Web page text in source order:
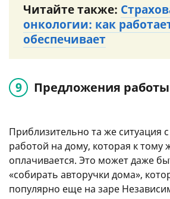
Читайте также:
онкологии: как
обеспечивает
Предложения работы
Приблизительно та же ситуация
работой на дому, которая к тому
оплачивается. Это может даже
«собирать авторучки дома»,
популярно еще на заре